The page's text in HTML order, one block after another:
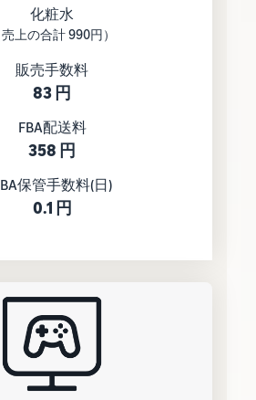
化粧水
売上の合計 990円）
販売手数料
83 円
FBA配送料
358 円
保管手数料(日)
0.1 円